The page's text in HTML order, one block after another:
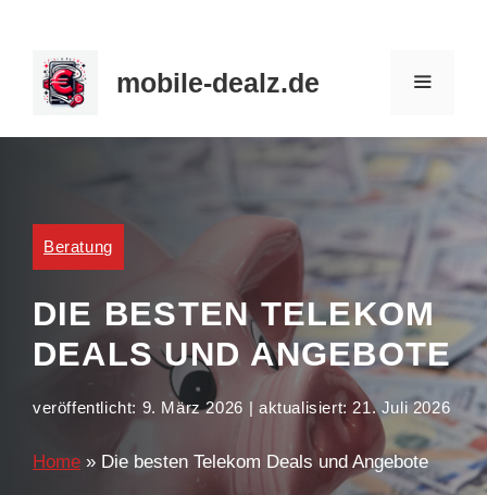
Inhalt
springen
mobile-dealz.de
MENÜ
Beratung
DIE BESTEN TELEKOM
DEALS UND ANGEBOTE
veröffentlicht: 9. März 2026 | aktualisiert: 21. Juli 2026
Home » Die besten Telekom Deals und Angebote